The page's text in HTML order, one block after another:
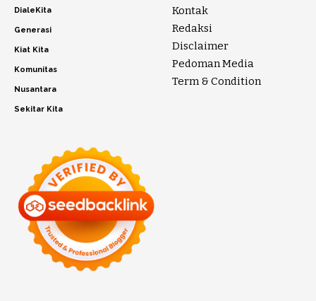
DialeKita
Generasi
Kiat Kita
Komunitas
Nusantara
Sekitar Kita
Kontak
Redaksi
Disclaimer
Pedoman Media
Term & Condition